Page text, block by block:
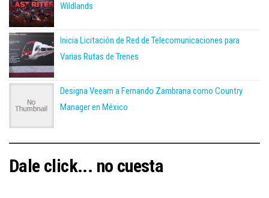
Wildlands
Inicia Licitación de Red de Telecomunicaciones para
Varias Rutas de Trenes
Designa Veeam a Fernando Zambrana como Country
Manager en México
Dale click... no cuesta